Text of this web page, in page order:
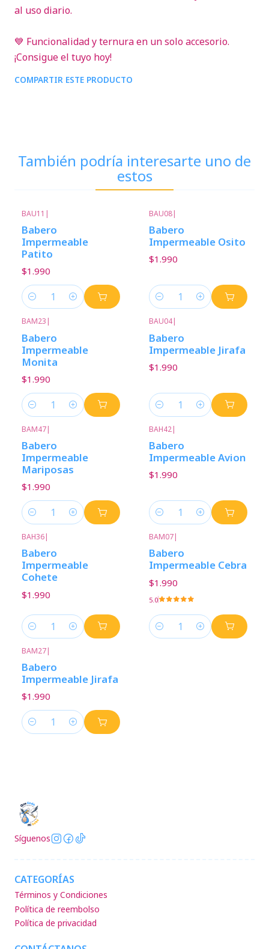
al uso diario.
💙 Funcionalidad y ternura en un solo accesorio.
¡Consigue el tuyo hoy!
COMPARTIR ESTE PRODUCTO
También podría interesarte uno de
estos
BAU11 |
Babero
Impermeable
Patito
$1.990
Cantidad
BAU08|
Babero
Impermeable Osito
$1.990
Cantidad
BAM23 |
Babero
Impermeable
Monita
$1.990
Cantidad
BAU04|
Babero
Impermeable Jirafa
$1.990
Cantidad
BAM47|
Babero
Impermeable
Mariposas
$1.990
Cantidad
BAH42|
Babero
Impermeable Avion
$1.990
Cantidad
BAH36|
Babero
Impermeable
Cohete
$1.990
Cantidad
BAM07|
Babero
Impermeable Cebra
$1.990
5.0
Cantidad
BAM27|
Babero
Impermeable Jirafa
$1.990
Cantidad
Síguenos
CATEGORÍAS
Términos y Condiciones
Política de reembolso
Política de privacidad